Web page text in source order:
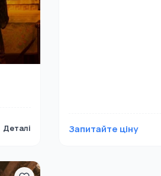
Деталі Запитайте ціну